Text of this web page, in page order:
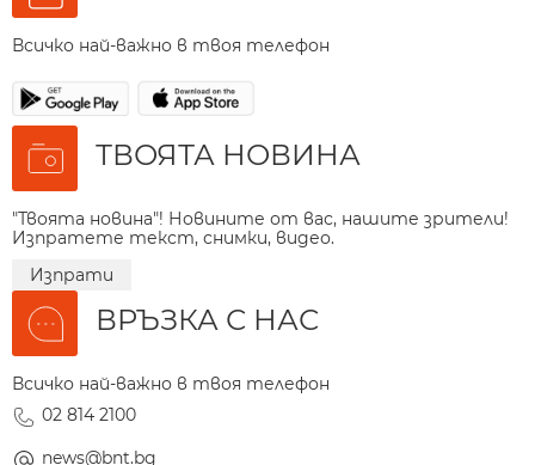
Всичко най-важно в твоя телефон
ТВОЯТА НОВИНА
"Твоята новина"! Новините от вас, нашите зрители!
Изпратете текст, снимки, видео.
Изпрати
ВРЪЗКА С НАС
Всичко най-важно в твоя телефон
02 814 2100
news@bnt.bg